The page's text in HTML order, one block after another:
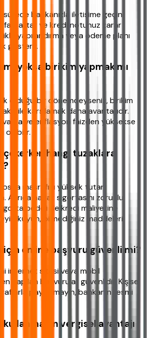
sürede bankanızla iletişime geçin.
faiz artar ve kredi notunuz zarar
yapılandırma veya ödeme planı
gösterir.
mi yoksa birikim yapmak mı
olduğu bir dönemdeyseniz, birikim
ile karşılamak daha avantajlıdır.
varsa ve enflasyon faizden yüksekse
olabilir.
çekerken hangi tuzaklara
masrafını yüksek tutan
Ayrıca hayat sigortasını zorunlu
bedeli de kredi maliyetine
okuyun, bilmediğiniz maddeleri
için online başvuru güvenli mi?
internet sitesi veya mobil
yapılan başvurular güvenlidir. Kişisel
paylaşmayın, bankanın resmi
kullanmanın vergisel avantajı